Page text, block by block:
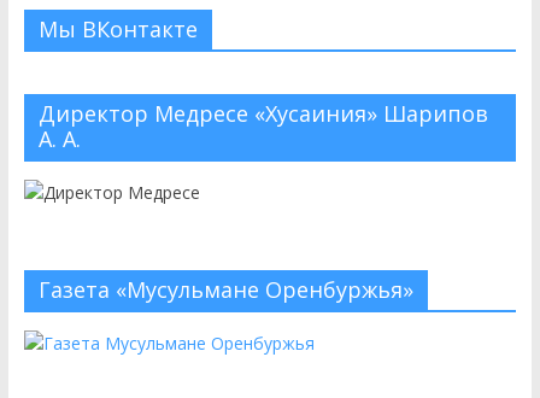
Мы ВКонтакте
Директор Медресе «Хусаиния» Шарипов
А. А.
Газета «Мусульмане Оренбуржья»